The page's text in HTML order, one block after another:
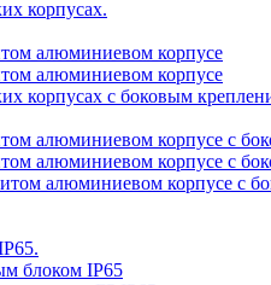
корпусах.
алюминиевом корпусе
алюминиевом корпусе
корпусах с боковым
алюминиевом корпусе с
алюминиевом корпусе с
алюминиевом корпусе с
блоком IP65